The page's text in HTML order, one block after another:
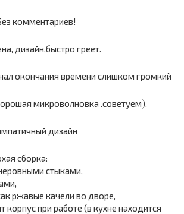
комментариев!
дизайн,быстро греет.
окончания времени слишком громкий
микроволновка .советуем).
дизайн
сборка:
стыками,
ржавые качели во дворе,
корпус при работе (в кухне находится